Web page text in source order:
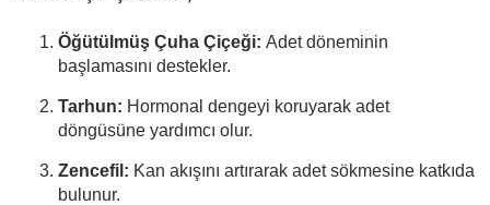
Öğütülmüş Çuha Çiçeği: Adet döneminin
başlamasını destekler.
Tarhun: Hormonal dengeyi koruyarak adet
döngüsüne yardımcı olur.
Zencefil: Kan akışını artırarak adet sökmesine katkıda
bulunur.